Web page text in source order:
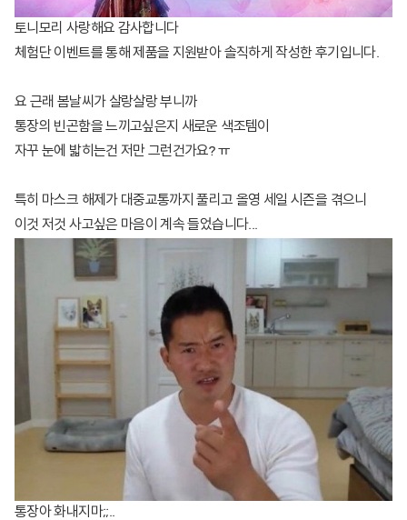
토니모리 사랑해요 감사합니다
체험단 이벤트를 통해 제품을 지원받아 솔직하게 작성한 후기입니다.
요 근래 봄날씨가 살랑살랑 부니까
통장의 빈곤함을 느끼고싶은지 새로운 색조템이
자꾸 눈에 밟히는건 저만 그런건가요? ㅠ
특히 마스크 해제가 대중교통까지 풀리고 올영 세일 시즌을 겪으니
이것 저것 사고싶은 마음이 계속 들었습니다...
통장아 화내지마;;..